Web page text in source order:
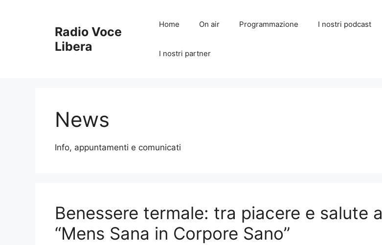
Radio Voce
Libera
Home On air Programmazione I nostri podcast
I nostri partner
News
Info, appuntamenti e comunicati
Benessere termale: tra piacere e salute a
“Mens Sana in Corpore Sano”